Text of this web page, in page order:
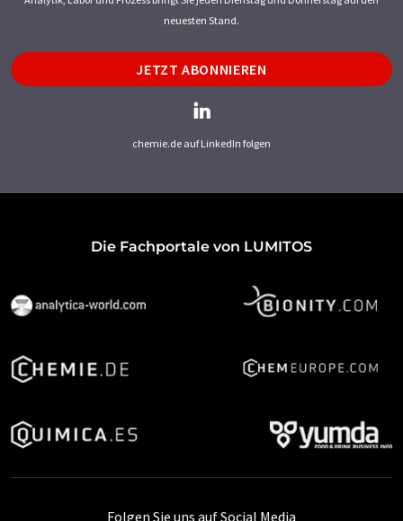
neuesten Stand.
JETZT ABONNIEREN
chemie.de auf LinkedIn folgen
Die Fachportale von LUMITOS
Folgen Sie uns auf Social Media